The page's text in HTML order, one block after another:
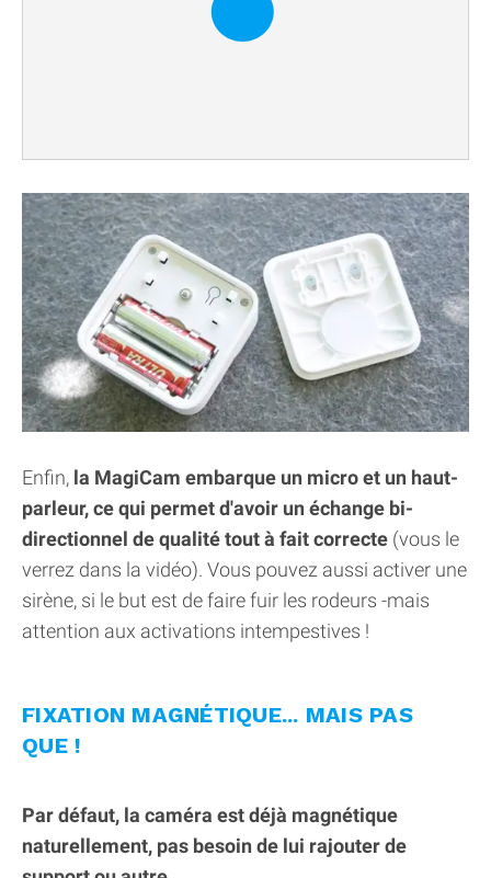
Enfin, la MagiCam embarque un micro et un haut-
parleur, ce qui permet d'avoir un échange bi-
directionnel de qualité tout à fait correcte (vous le
verrez dans la vidéo). Vous pouvez aussi activer une
sirène, si le but est de faire fuir les rodeurs -mais
attention aux activations intempestives !
FIXATION MAGNÉTIQUE... MAIS PAS
QUE !
Par défaut, la caméra est déjà magnétique
naturellement, pas besoin de lui rajouter de